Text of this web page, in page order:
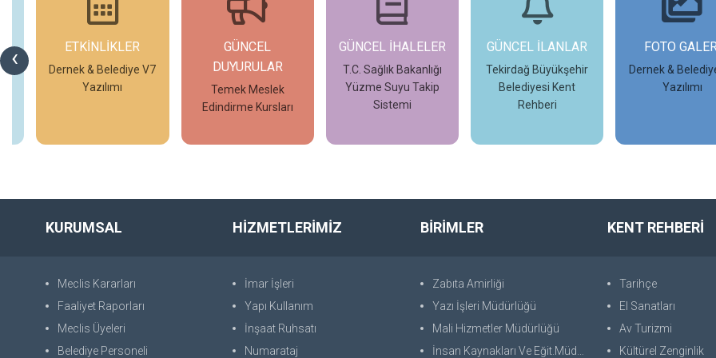
‹ ETKİNLİKLER
Dernek & Belediye V7
Yazılımı
GÜNCEL
DUYURULAR
Temek Meslek
Edindirme Kursları
GÜNCEL İHALELER
T.C. Sağlık Bakanlığı
Yüzme Suyu Takip
Sistemi
GÜNCEL İLANLAR
Tekirdağ Büyükşehir
Belediyesi Kent
Rehberi
FOTO
Dernek &
Yazılımı
KURUMSAL
Meclis Kararları
Faaliyet Raporları
Meclis Üyeleri
Belediye Personeli
HİZMETLERİMİZ
İmar İşleri
Yapı Kullanım
İnşaat Ruhsatı
Numarataj
BİRİMLER
Zabıta Amirliği
Yazı İşleri Müdürlüğü
Mali Hizmetler Müdürlüğü
İnsan Kaynakları Ve Eğit.Müdürlüğü
KENT REHBERİ
Tarihçe
El Sanatları
Av Turizmi
Kültürel Zenginlik